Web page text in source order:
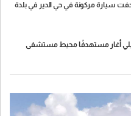
سيارة مركونة في حي الدير في بلدة
أغار مستهدفًا محيط مستشفى